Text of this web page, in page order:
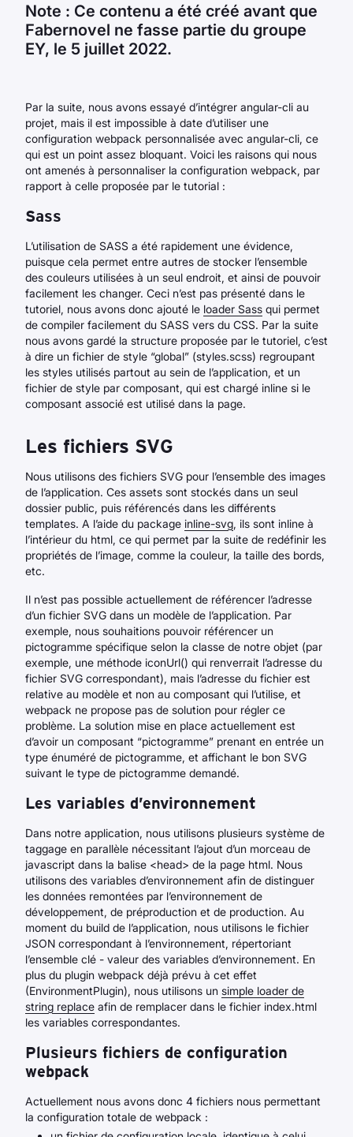
Note : Ce contenu a été créé avant que
Fabernovel ne fasse partie du groupe
EY, le 5 juillet 2022.
Par la suite, nous avons essayé d’intégrer angular-cli au
projet, mais il est impossible à date d’utiliser une
configuration webpack personnalisée avec angular-cli, ce
qui est un point assez bloquant. Voici les raisons qui nous
ont amenés à personnaliser la configuration webpack, par
rapport à celle proposée par le tutorial :
Sass
L’utilisation de SASS a été rapidement une évidence,
puisque cela permet entre autres de stocker l’ensemble
des couleurs utilisées à un seul endroit, et ainsi de pouvoir
facilement les changer. Ceci n’est pas présenté dans le
tutoriel, nous avons donc ajouté le loader Sass qui permet
de compiler facilement du SASS vers du CSS. Par la suite
nous avons gardé la structure proposée par le tutoriel, c’est
à dire un fichier de style “global” (styles.scss) regroupant
les styles utilisés partout au sein de l’application, et un
fichier de style par composant, qui est chargé inline si le
composant associé est utilisé dans la page.
Les fichiers SVG
Nous utilisons des fichiers SVG pour l’ensemble des images
de l’application. Ces assets sont stockés dans un seul
dossier public, puis référencés dans les différents
templates. A l’aide du package inline-svg, ils sont inline à
l’intérieur du html, ce qui permet par la suite de redéfinir les
propriétés de l’image, comme la couleur, la taille des bords,
etc.
Il n’est pas possible actuellement de référencer l’adresse
d’un fichier SVG dans un modèle de l’application. Par
exemple, nous souhaitions pouvoir référencer un
pictogramme spécifique selon la classe de notre objet (par
exemple, une méthode iconUrl() qui renverrait l’adresse du
fichier SVG correspondant), mais l’adresse du fichier est
relative au modèle et non au composant qui l’utilise, et
webpack ne propose pas de solution pour régler ce
problème. La solution mise en place actuellement est
d’avoir un composant “pictogramme” prenant en entrée un
type énuméré de pictogramme, et affichant le bon SVG
suivant le type de pictogramme demandé.
Les variables d’environnement
Dans notre application, nous utilisons plusieurs système de
taggage en parallèle nécessitant l’ajout d’un morceau de
javascript dans la balise <head> de la page html. Nous
utilisons des variables d’environnement afin de distinguer
les données remontées par l’environnement de
développement, de préproduction et de production. Au
moment du build de l’application, nous utilisons le fichier
JSON correspondant à l’environnement, répertoriant
l’ensemble clé - valeur des variables d’environnement. En
plus du plugin webpack déjà prévu à cet effet
(EnvironmentPlugin), nous utilisons un simple loader de
string replace afin de remplacer dans le fichier index.html
les variables correspondantes.
Plusieurs fichiers de configuration
webpack
Actuellement nous avons donc 4 fichiers nous permettant
la configuration totale de webpack :